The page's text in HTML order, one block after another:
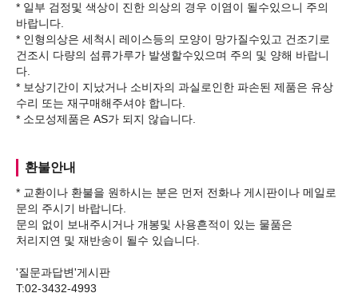
* 일부 검정및 색상이 진한 의상의 경우 이염이 될수있으니 주의
바랍니다.
* 인형의상은 세척시 레이스등의 모양이 망가질수있고 건조기로
건조시 다량의 섬류가루가 발생할수있으며 주의 및 양해 바랍니
다.
* 보상기간이 지났거나 소비자의 과실로인한 파손된 제품은 유상
수리 또는 재구매해주셔야 합니다.
환불안내
* 교환이나 환불을 원하시는 분은 먼저 전화나 게시판이나 메일로
문의 주시기 바랍니다.
문의 없이 보내주시거나 개봉및 사용흔적이 있는 물품은
처리지연 및 재반송이 될수 있습니다.
'질문과답변'게시판
T:02-3432-4993